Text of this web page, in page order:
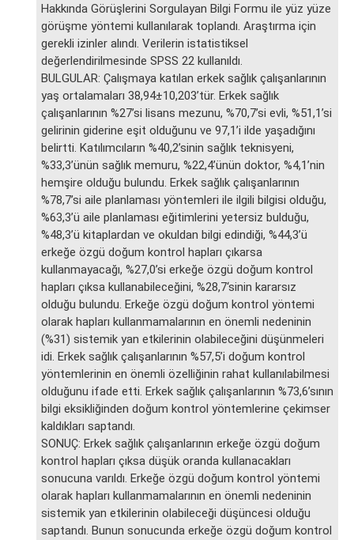
Hakkında Görüşlerini Sorgulayan Bilgi Formu ile yüz yüze
görüşme yöntemi kullanılarak toplandı. Araştırma için
gerekli izinler alındı. Verilerin istatistiksel
değerlendirilmesinde SPSS 22 kullanıldı.
BULGULAR: Çalışmaya katılan erkek sağlık çalışanlarının
yaş ortalamaları 38,94±10,203’tür. Erkek sağlık
çalışanlarının %27’si lisans mezunu, %70,7’si evli, %51,1’si
gelirinin giderine eşit olduğunu ve 97,1’i ilde yaşadığını
belirtti. Katılımcıların %40,2’sinin sağlık teknisyeni,
%33,3’ünün sağlık memuru, %22,4’ünün doktor, %4,1’nin
hemşire olduğu bulundu. Erkek sağlık çalışanlarının
%78,7’si aile planlaması yöntemleri ile ilgili bilgisi olduğu,
%63,3’ü aile planlaması eğitimlerini yetersiz bulduğu,
%48,3’ü kitaplardan ve okuldan bilgi edindiği, %44,3’ü
erkeğe özgü doğum kontrol hapları çıkarsa
kullanmayacağı, %27,0’si erkeğe özgü doğum kontrol
hapları çıksa kullanabileceğini, %28,7‘sinin kararsız
olduğu bulundu. Erkeğe özgü doğum kontrol yöntemi
olarak hapları kullanmamalarının en önemli nedeninin
(%31) sistemik yan etkilerinin olabileceğini düşünmeleri
idi. Erkek sağlık çalışanlarının %57,5’i doğum kontrol
yöntemlerinin en önemli özelliğinin rahat kullanılabilmesi
olduğunu ifade etti. Erkek sağlık çalışanlarının %73,6’sının
bilgi eksikliğinden doğum kontrol yöntemlerine çekimser
kaldıkları saptandı.
SONUÇ: Erkek sağlık çalışanlarının erkeğe özgü doğum
kontrol hapları çıksa düşük oranda kullanacakları
sonucuna varıldı. Erkeğe özgü doğum kontrol yöntemi
olarak hapları kullanmamalarının en önemli nedeninin
sistemik yan etkilerinin olabileceği düşüncesi olduğu
saptandı. Bunun sonucunda erkeğe özgü doğum kontrol